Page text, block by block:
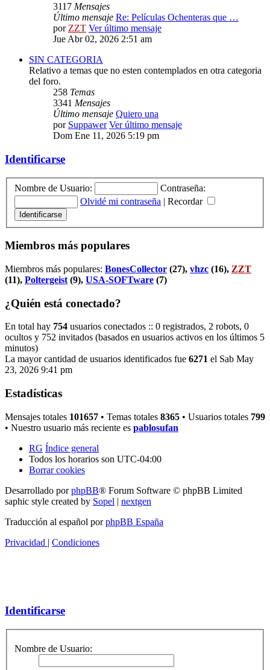
3117 Mensajes
Último mensaje Re: Películas Ochenteras que …
porZZT Ver último mensaje
Jue Abr 02, 2026 2:51 am
SIN CATEGORIA
Relativo a temas que no esten contemplados en otra categoria
del foro.
258 Temas
3341 Mensajes
Último mensaje Quiero una
por Suppawer Ver último mensaje
Dom Ene 11, 2026 5:19 pm
Identificarse
Nombre de Usuario:
Contraseña:
Olvidé mi contraseña | Recordar
Miembros más populares
Miembros más populares: BonesCollector (27), vhzc (16), ZZT
(11), Poltergeist (9), USA-SOFTware (7)
¿Quién está conectado?
En total hay 754 usuarios conectados :: 0 registrados, 2 robots, 0
ocultos y 752 invitados (basados en usuarios activos en los últimos 5
minutos)
La mayor cantidad de usuarios identificados fue 6271 el Sab May
23, 2026 9:41 pm
Estadísticas
Mensajes totales 101657 • Temas totales 8365 • Usuarios totales 799
• Nuestro usuario más reciente es pablosufan
RG Índice general
Todos los horarios son UTC-04:00
Borrar cookies
Desarrollado porphpBB® Forum Software © phpBB Limited
saphic style created by Sopel | nextgen
Traducción al español porphpBB España
Privacidad | Condiciones
Identificarse
Nombre de Usuario: